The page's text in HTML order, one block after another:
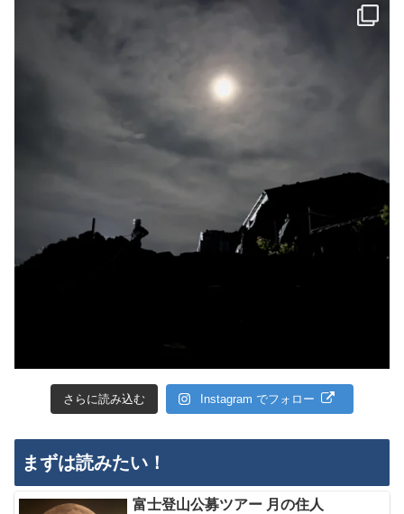
さらに読み込む Instagram でフォロー
まずは読みたい！
富士登山公募ツアー 月の住人